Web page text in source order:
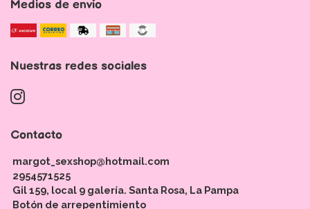
Medios de envío
Nuestras redes sociales
Contacto
margot_sexshop@hotmail.com
2954571525
Gil 159, local 9 galería. Santa Rosa, La Pampa
Botón de arrepentimiento